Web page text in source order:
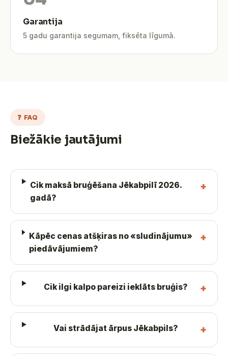
Garantija
5 gadu garantija segumam, fiksēta līgumā.
❓ FAQ
Biežākie jautājumi
Cik maksā bruģēšana Jēkabpilī 2026.
gadā?
Kāpēc cenas atšķiras no «sludinājumu»
piedāvājumiem?
Cik ilgi kalpo pareizi ieklāts bruģis?
Vai strādājat ārpus Jēkabpils?